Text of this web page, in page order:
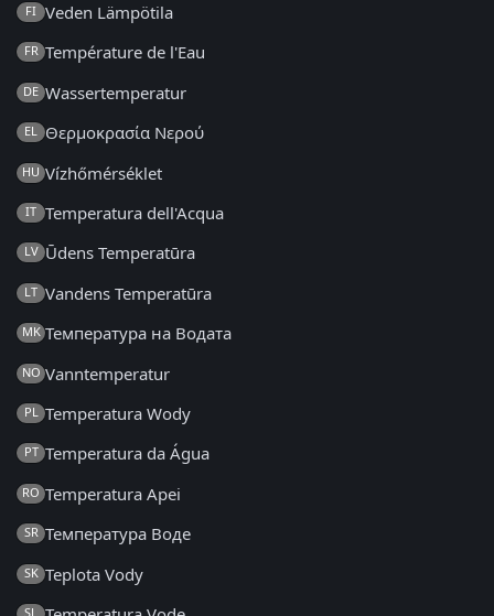
FI Veden Lämpötila
FR Température de l'Eau
DE Wassertemperatur
EL Θερμοκρασία Νερού
HU Vízhőmérséklet
IT Temperatura dell'Acqua
LV Ūdens Temperatūra
LT Vandens Temperatūra
MK Температура на Водата
NO Vanntemperatur
PL Temperatura Wody
PT Temperatura da Água
RO Temperatura Apei
SR Температура Воде
SK Teplota Vody
SL